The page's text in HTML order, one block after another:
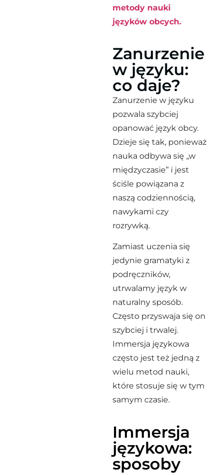
metody nauki
języków obcych.
Zanurzenie
w języku:
co daje?
Zanurzenie w języku
pozwala szybciej
opanować język obcy.
Dzieje się tak, ponieważ
nauka odbywa się „w
międzyczasie” i jest
ściśle powiązana z
naszą codziennością,
nawykami czy
rozrywką.
Zamiast uczenia się
jedynie gramatyki z
podręczników,
utrwalamy język w
naturalny sposób.
Często przyswaja się on
szybciej i trwalej.
Immersja językowa
często jest też jedną z
wielu metod nauki,
które stosuje się w tym
samym czasie.
Immersja
językowa:
sposoby